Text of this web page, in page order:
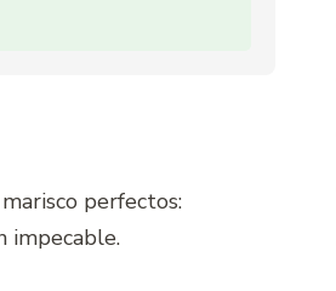
perfectos:
impecable.